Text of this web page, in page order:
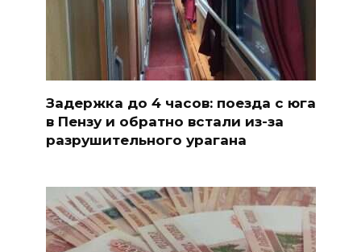
Задержка до 4 часов: поезда с юга
в Пензу и обратно встали из-за
разрушительного урагана